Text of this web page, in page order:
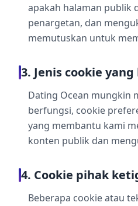
apakah halaman publik
penargetan, dan
memutuskan untuk
3. Jenis cookie
Dating Ocean mungkin
berfungsi, cookie
yang membantu kami
konten publik dan
4. Cookie pihak
Beberapa cookie atau